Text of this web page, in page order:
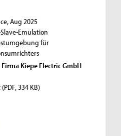
Aug 2025
Emulation
für
Kiepe Electric GmbH
(PDF, 334 KB)